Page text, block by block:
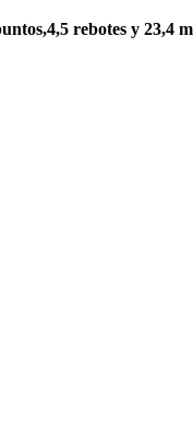
rebotes y 23,4